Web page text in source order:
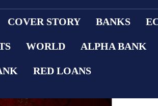
COVER STORY BANKS
WORLD ALPHA BANK
RED LOANS